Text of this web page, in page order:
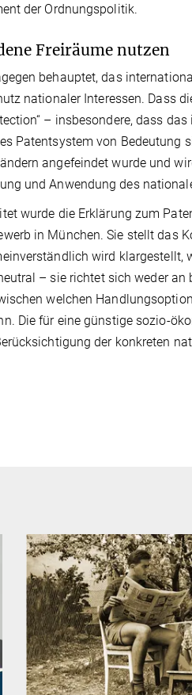
der Ordnungspolitik.
Freiräume nutzen
behauptet, das
nationaler Interessen. Dass
– insbesondere, dass
Patentsystem von Bedeutung
angefeindet wurde und
und Anwendung des
wurde die Erklärung zum
in München. Sie stellt das
wird klargestellt,
– sie richtet sich weder
welchen
Die für eine günstige sozio-
der konkreten